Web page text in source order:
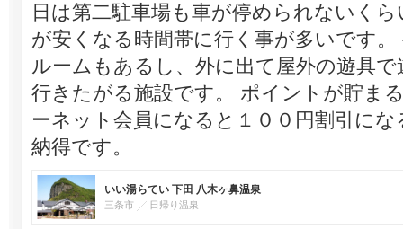
日は第二駐車場も車が停められないく
が安くなる時間帯に行く事が多いです
ルームもあるし、外に出て屋外の遊具
行きたがる施設です。 ポイントが貯ま
ーネット会員になると１００円割引に
納得です。
いい湯らてい 下田 八木ヶ鼻温泉
三条市 日帰り温泉